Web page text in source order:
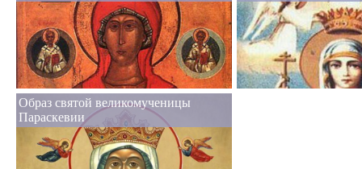
Образ святой великомученицы
Параскевии